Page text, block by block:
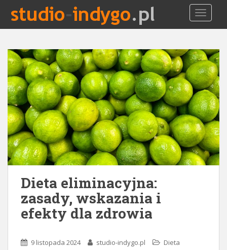
i
Dieta eliminacyjna:
zasady, wskazania i
efekty dla zdrowia
9 listopada 2024 studio-indygo.pl Dieta